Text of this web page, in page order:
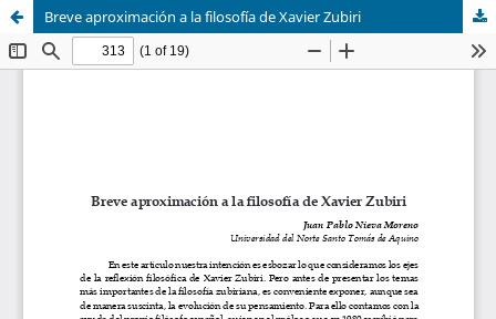
Breve aproximación a la filosofía de Xavier Zubiri